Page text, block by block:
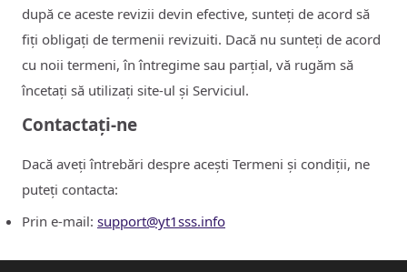
după ce aceste revizii devin efective, sunteți de acord să
fiți obligați de termenii revizuiti. Dacă nu sunteți de acord
cu noii termeni, în întregime sau parțial, vă rugăm să
încetați să utilizați site-ul și Serviciul.
Contactați-ne
Dacă aveți întrebări despre acești Termeni și condiții, ne
puteți contacta:
Prin e-mail: support@yt1sss.info